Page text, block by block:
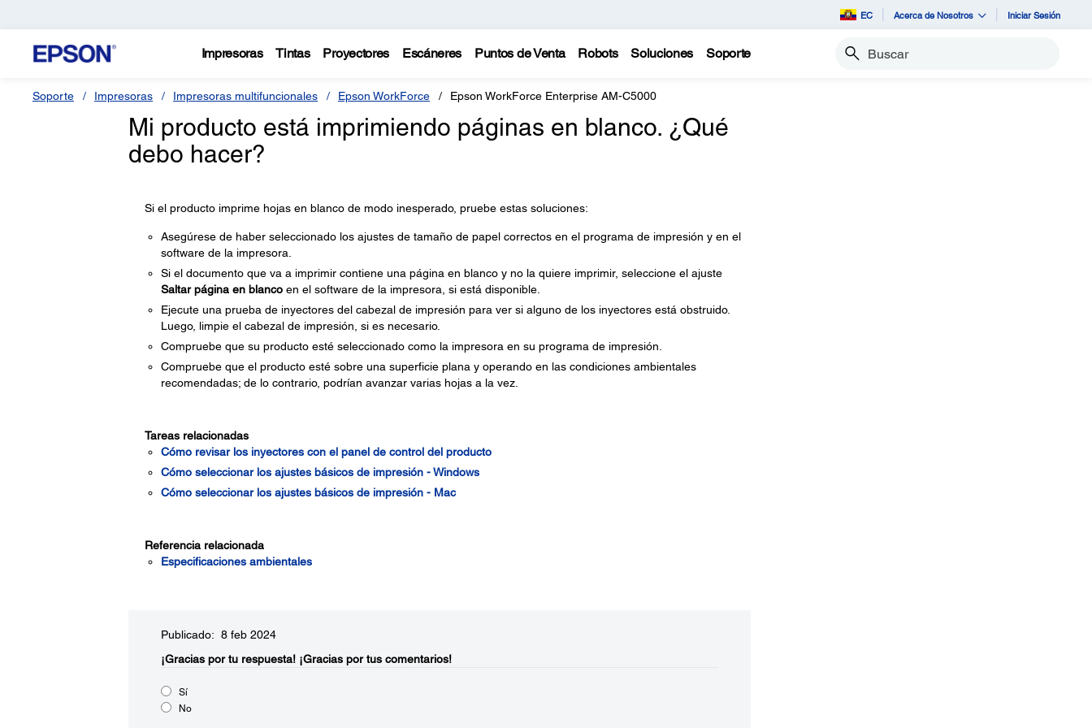
EC Acerca de Nosotros Iniciar Sesión
Impresoras Tintas Proyectores Escáneres Puntos de Venta Robots Soluciones Soporte Buscar
Soporte Impresoras Impresoras multifuncionales Epson WorkForce Epson WorkForce Enterprise AM-C5000
Mi producto está imprimiendo páginas en blanco. ¿Qué
debo hacer?
Si el producto imprime hojas en blanco de modo inesperado, pruebe estas soluciones:
Asegúrese de haber seleccionado los ajustes de tamaño de papel correctos en el programa de impresión y en el
software de la impresora.
Si el documento que va a imprimir contiene una página en blanco y no la quiere imprimir, seleccione el ajuste
Saltar página en blancoen el software de la impresora, si está disponible.
Ejecute una prueba de inyectores del cabezal de impresión para ver si alguno de los inyectores está obstruido.
Luego, limpie el cabezal de impresión, si es necesario.
Compruebe que su producto esté seleccionado como la impresora en su programa de impresión.
Compruebe que el producto esté sobre una superficie plana y operando en las condiciones ambientales
recomendadas; de lo contrario, podrían avanzar varias hojas a la vez.
Tareas relacionadas
Cómo revisar los inyectores con el panel de control del producto
Cómo seleccionar los ajustes básicos de impresión - Windows
Cómo seleccionar los ajustes básicos de impresión - Mac
Referencia relacionada
Especificaciones ambientales
Publicado: 8 feb 2024
¡Gracias por tu respuesta! ¡Gracias por tus comentarios!
Sí
No